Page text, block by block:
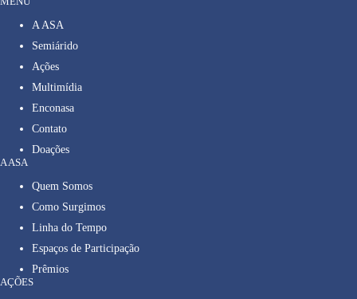
A ASA
Semiárido
Ações
Multimídia
Enconasa
Contato
Doações
A ASA
Quem Somos
Como Surgimos
Linha do Tempo
Espaços de Participação
Prêmios
AÇÕES